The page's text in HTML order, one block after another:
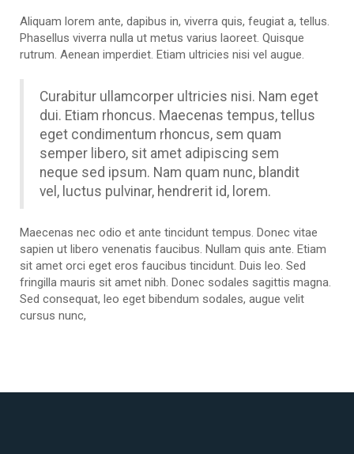
Aliquam lorem ante, dapibus in, viverra quis, feugiat a, tellus.
Phasellus viverra nulla ut metus varius laoreet. Quisque
rutrum. Aenean imperdiet. Etiam ultricies nisi vel augue.
Curabitur ullamcorper ultricies nisi. Nam eget
dui. Etiam rhoncus. Maecenas tempus, tellus
eget condimentum rhoncus, sem quam
semper libero, sit amet adipiscing sem
neque sed ipsum. Nam quam nunc, blandit
vel, luctus pulvinar, hendrerit id, lorem.
Maecenas nec odio et ante tincidunt tempus. Donec vitae
sapien ut libero venenatis faucibus. Nullam quis ante. Etiam
sit amet orci eget eros faucibus tincidunt. Duis leo. Sed
fringilla mauris sit amet nibh. Donec sodales sagittis magna.
Sed consequat, leo eget bibendum sodales, augue velit
cursus nunc,